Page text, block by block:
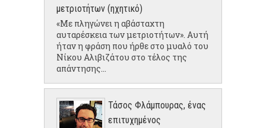
μετριοτήτων (ηχητικό)
«Με πληγώνει η αβάσταχτη
αυταρέσκεια των μετριοτήτων». Αυτή
ήταν η φράση που ήρθε στο μυαλό του
Νίκου Αλιβιζάτου στο τέλος της
απάντησης...
Τάσος Φλάμπουρας, ένας
επιτυχημένος